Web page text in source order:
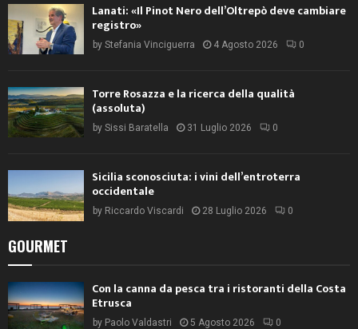
Lanati: «Il Pinot Nero dell’Oltrepò deve cambiare
registro»
by Stefania Vinciguerra 4 Agosto 2026 0
Torre Rosazza e la ricerca della qualità
(assoluta)
by Sissi Baratella 31 Luglio 2026 0
Sicilia sconosciuta: i vini dell’entroterra
occidentale
by Riccardo Viscardi 28 Luglio 2026 0
GOURMET
Con la canna da pesca tra i ristoranti della Costa
Etrusca
by Paolo Valdastri 5 Agosto 2026 0